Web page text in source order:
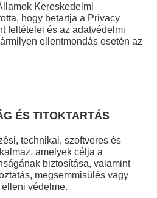
Kereskedelmi
hogy betartja a Privacy
feltételei és az adatvédelmi
ellentmondás esetén az
ÉS TITOKTARTÁS
technikai, szoftveres és
amelyek célja a
biztosítása, valamint
megsemmisülés vagy
védelme.